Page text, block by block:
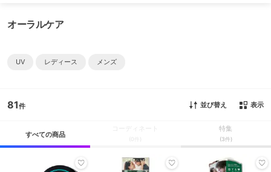
オーラルケア
UV レディース メンズ
81 並び替え 表示
すべての商品
(0件)
特集
(3件)